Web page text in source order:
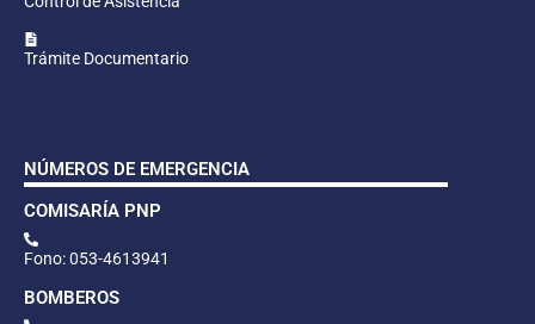
Trámite Documentario
NÚMEROS DE EMERGENCIA
COMISARÍA PNP
Fono: 053-4613941
BOMBEROS